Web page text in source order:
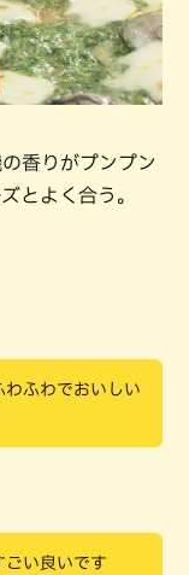
香りがプンプン
とよく合う。
ふわでおいしい
ごい良いです